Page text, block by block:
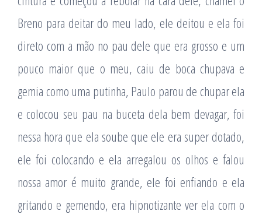
Breno para deitar do meu lado, ele deitou e ela foi
direto com a mão no pau dele que era grosso e um
pouco maior que o meu, caiu de boca chupava e
gemia como uma putinha, Paulo parou de chupar ela
e colocou seu pau na buceta dela bem devagar, foi
nessa hora que ela soube que ele era super dotado,
ele foi colocando e ela arregalou os olhos e falou
nossa amor é muito grande, ele foi enfiando e ela
gritando e gemendo, era hipnotizante ver ela com o